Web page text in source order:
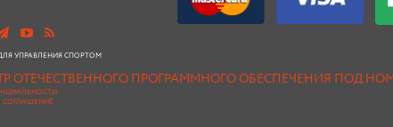
УПРАВЛЕНИЯ СПОРТОМ
ОТЕЧЕСТВЕННОГО ПРОГРАММНОГО ОБЕСПЕЧЕНИЯ ПОД
СОГЛАШЕНИЕ